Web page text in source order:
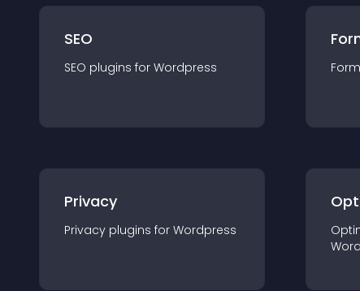
SEO
SEO plugins for Wordpress
Privacy
Privacy plugins for Wordpress